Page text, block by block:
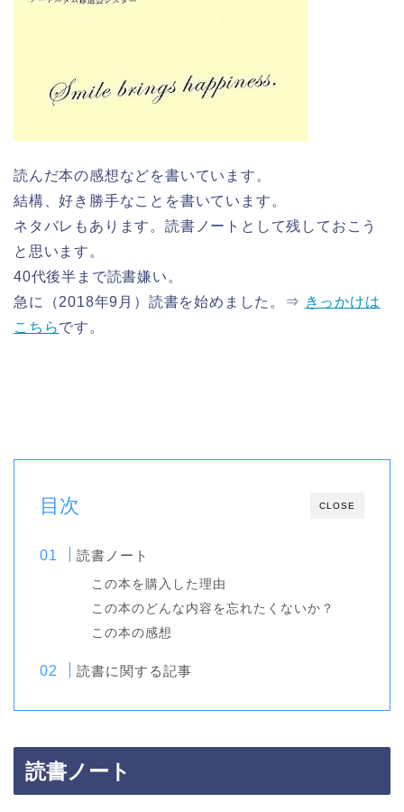
読んだ本の感想などを書いています。
結構、好き勝手なことを書いています。
ネタバレもあります。読書ノートとして残しておこう
と思います。
40代後半まで読書嫌い。
急に（2018年9月）読書を始めました。⇒ きっかけは
こちらです。
CLOSE
目次
読書ノート
この本を購入した理由
この本のどんな内容を忘れたくないか？
この本の感想
読書に関する記事
読書ノート